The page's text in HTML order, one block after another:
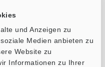
und Anzeigen zu
Medien anbieten zu
Website zu
Informationen zu Ihrer